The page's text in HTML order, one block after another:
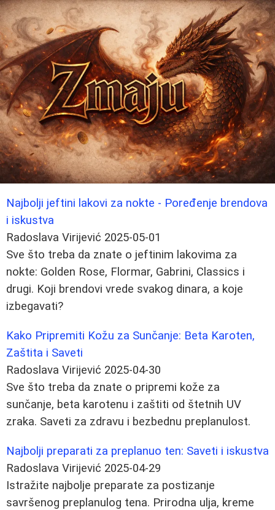
Najbolji jeftini lakovi za nokte - Poređenje brendova
i iskustva
Radoslava Virijević 2025-05-01
Sve što treba da znate o jeftinim lakovima za
nokte: Golden Rose, Flormar, Gabrini, Classics i
drugi. Koji brendovi vrede svakog dinara, a koje
izbegavati?
Kako Pripremiti Kožu za Sunčanje: Beta Karoten,
Zaštita i Saveti
Radoslava Virijević 2025-04-30
Sve što treba da znate o pripremi kože za
sunčanje, beta karotenu i zaštiti od štetnih UV
zraka. Saveti za zdravu i bezbednu preplanulost.
Najbolji preparati za preplanuo ten: Saveti i iskustva
Radoslava Virijević 2025-04-29
Istražite najbolje preparate za postizanje
savršenog preplanulog tena. Prirodna ulja, kreme